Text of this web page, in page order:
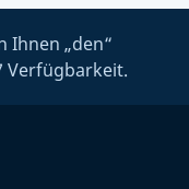
Ihnen „den“
Verfügbarkeit.